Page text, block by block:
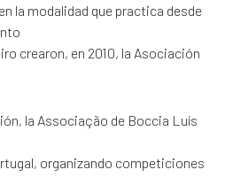
la modalidad que practica desde
crearon, en 2010, la Asociación
la Associação de Boccia Luís
organizando competiciones